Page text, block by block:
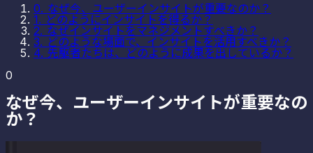
0. なぜ今、ユーザーインサイトが重要なのか？
1. どのようにインサイトを得るか？
2. なぜインサイトをマネジメントすべきか？
3. どのような場面で、インサイトを活用すべきか？
4. 先駆者たちは、どのように成果を出しているか？
0
なぜ今、ユーザーインサイトが重要なの
か？